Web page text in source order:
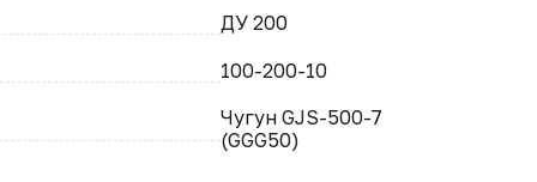
ДУ 200
100-200-10
Чугун GJS-500-7
(GGG50)